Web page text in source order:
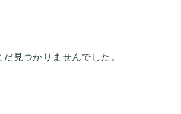
見つかりませんでした。